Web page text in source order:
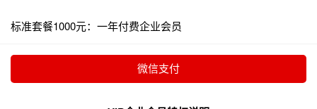
标准套餐1000元：一年付费企业会员